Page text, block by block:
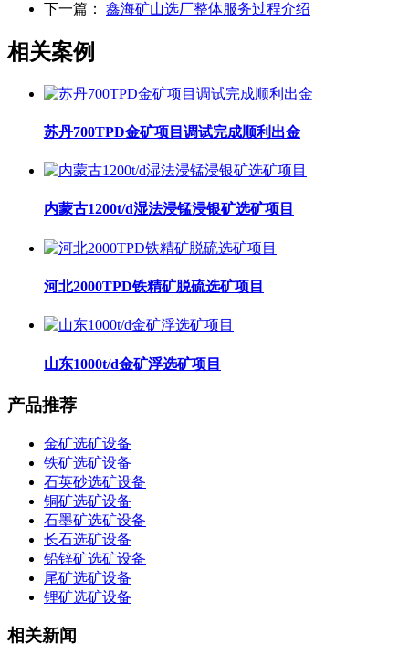
下一篇： 鑫海矿山选厂整体服务过程介绍
相关案例
苏丹700TPD金矿项目调试完成顺利出金
内蒙古1200t/d湿法浸锰浸银矿选矿项目
河北2000TPD铁精矿脱硫选矿项目
山东1000t/d金矿浮选矿项目
产品推荐
金矿选矿设备
铁矿选矿设备
石英砂选矿设备
铜矿选矿设备
石墨矿选矿设备
长石选矿设备
铅锌矿选矿设备
尾矿选矿设备
锂矿选矿设备
相关新闻